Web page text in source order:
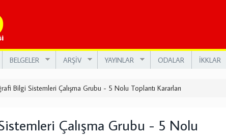
BELGELER ARŞİV YAYINLAR ODALAR İKKLAR
Bilgi Sistemleri Çalışma Grubu - 5 Nolu Toplantı Kararları
Çalışma Grubu - 5 Nolu